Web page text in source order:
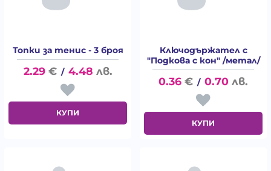
Топки за тенис - 3 броя
2.29 € / 4.48 лв.
КУПИ
Ключодържател с
"Подкова с кон" /метал/
0.36 € / 0.70 лв.
КУПИ